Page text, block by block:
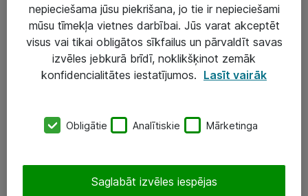
Risinājumi & Pakalpojumi
IT serviss un atbalsts
Darba vietu IT risinājumi
nepieciešama jūsu piekrišana, jo tie ir nepieciešami
mūsu tīmekļa vietnes darbībai. Jūs varat akceptēt
visus vai tikai obligātos sīkfailus un pārvaldīt savas
izvēles jebkurā brīdī, noklikšķinot zemāk
konfidencialitātes iestatījumos. Lasīt vairāk
Obligātie Analītiskie Mārketinga
Saglabāt izvēles iespējas